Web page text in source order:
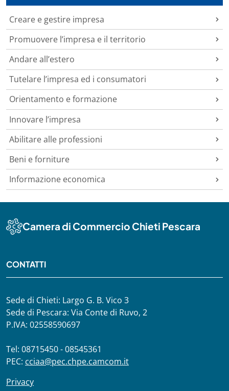
Creare e gestire impresa
Promuovere l’impresa e il territorio
Andare all’estero
Tutelare l’impresa ed i consumatori
Orientamento e formazione
Innovare l’impresa
Abilitare alle professioni
Beni e forniture
Informazione economica
Camera di Commercio Chieti Pescara
CONTATTI
Sede di Chieti: Largo G. B. Vico 3
Sede di Pescara: Via Conte di Ruvo, 2
P.IVA: 02558590697
Tel: 08715450 - 08545361
PEC: cciaa@pec.chpe.camcom.it
Privacy